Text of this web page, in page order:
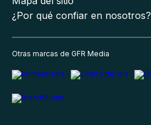
¿Por qué confiar en nosotros?
Otras marcas de GFR Media